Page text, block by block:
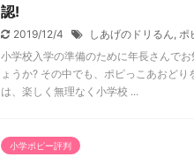
認!
2019/12/4 しあげのドリるん ポ
小学校入学の準備のために年長さんで
ょうか? その中でも、ポピっこあおど
は、楽しく無理なく小学校 ...
小学ポピー評判